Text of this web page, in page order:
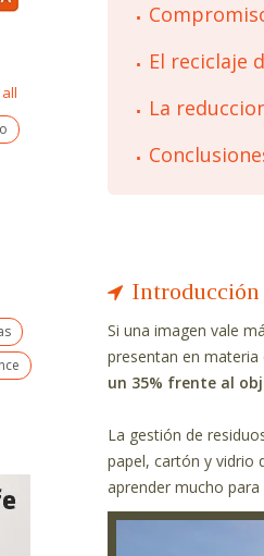
El reciclaje
La
Introducción
Si una imagen vale
presentan en materia
un 35% frente al
La gestión de
papel, cartón y vidrio
aprender mucho